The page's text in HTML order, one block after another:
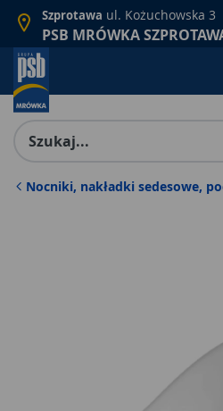
Szprotawa ul. Kożuchowska 3
PSB MRÓWKA
Nocniki, nakładki sedesowe,